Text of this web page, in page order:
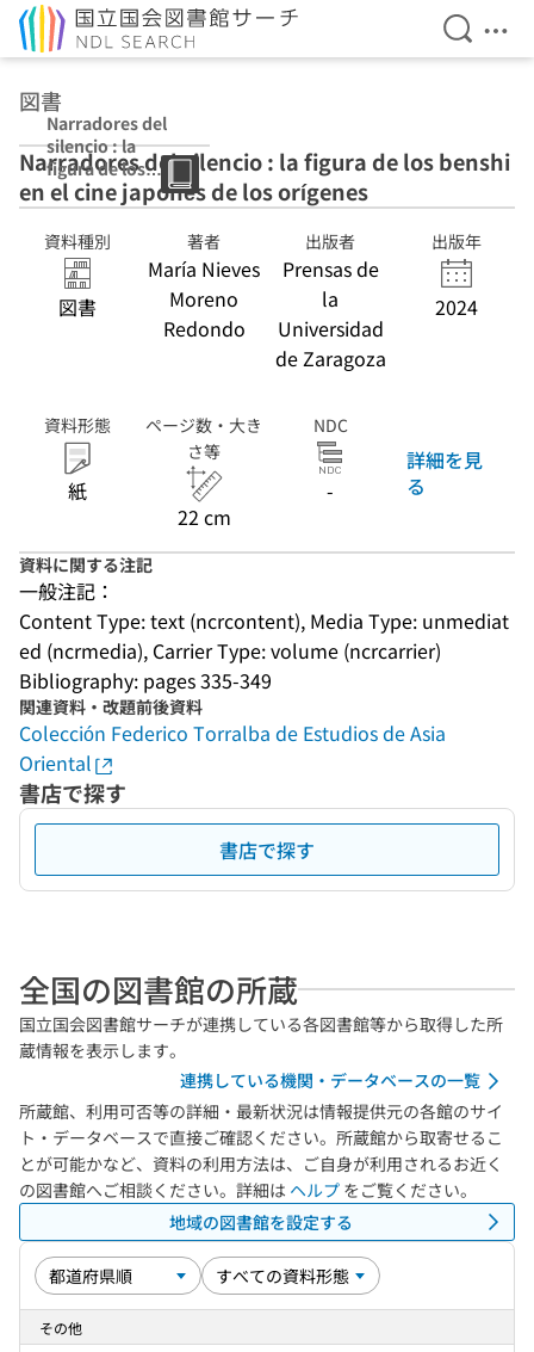
検索を
メ
図書
Narradores del
silencio : la
figura de los
benshi en el cine
japonés de los
orígenes
Narradores del silencio : la figura de los benshi
en el cine japonés de los orígenes
資料種別
図書
著者
María Nieves
Moreno
Redondo
出版者
Prensas de
la
Universidad
de Zaragoza
出版年
2024
資料形態
紙
ページ数・大き
さ等
22 cm
NDC
-
詳細を見
る
資料に関する注記
一般注記：
Content Type: text (ncrcontent), Media Type: unmediat
ed (ncrmedia), Carrier Type: volume (ncrcarrier)
Bibliography: pages 335-349
関連資料・改題前後資料
Colección Federico Torralba de Estudios de Asia
Oriental
書店で探す
書店で探す
全国の図書館の所蔵
国立国会図書館サーチが連携している各図書館等から取得した所
蔵情報を表示します。
連携している機関・データベースの一覧
所蔵館、利用可否等の詳細・最新状況は情報提供元の各館のサイ
ト・データベースで直接ご確認ください。所蔵館から取寄せるこ
とが可能かなど、資料の利用方法は、ご自身が利用されるお近く
の図書館へご相談ください。詳細は ヘルプ をご覧ください。
地域の図書館を設定する
その他